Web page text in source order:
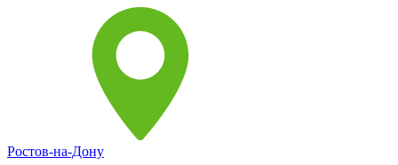
Ростов-на-Дону